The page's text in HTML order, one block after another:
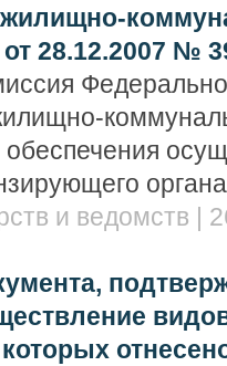
жилищно-
28.12.2007 №
обеспечения
и ведомств |